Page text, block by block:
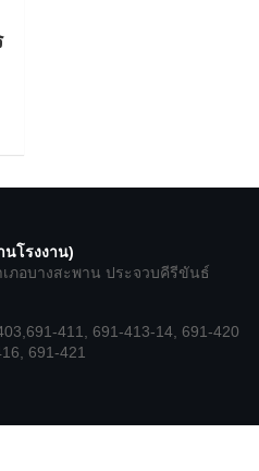
นโรงงาน)
ภอบางสะพาน ประจวบคีรีขันธ์
411, 691-413-14, 691-420
691-421